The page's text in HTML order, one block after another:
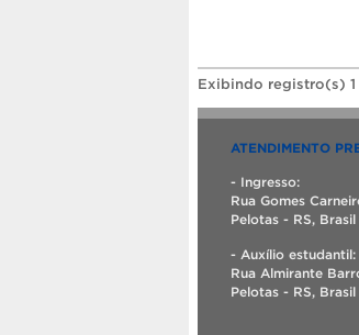
Exibindo registro(s) 1
ATENDIMENTO
- Ingresso:
Rua Gomes
Pelotas - RS,
- Auxílio estudantil:
Rua Almirante
Pelotas - RS,